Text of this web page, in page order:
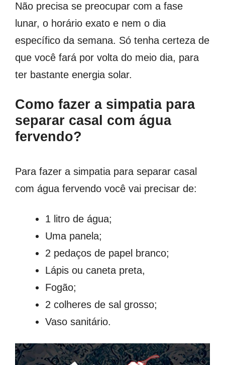
Não precisa se preocupar com a fase
lunar, o horário exato e nem o dia
específico da semana. Só tenha certeza de
que você fará por volta do meio dia, para
ter bastante energia solar.
Como fazer a simpatia para
separar casal com água
fervendo?
Para fazer a simpatia para separar casal
com água fervendo você vai precisar de:
1 litro de água;
Uma panela;
2 pedaços de papel branco;
Lápis ou caneta preta,
Fogão;
2 colheres de sal grosso;
Vaso sanitário.